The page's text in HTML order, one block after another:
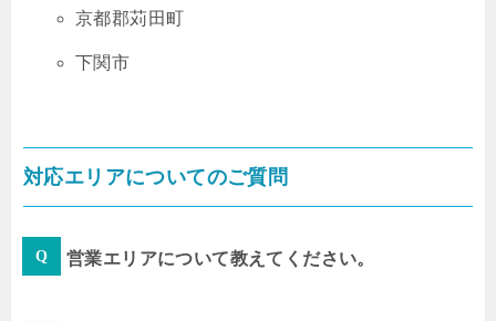
京都郡苅田町
下関市
対応エリアについてのご質問
営業エリアについて教えてください。